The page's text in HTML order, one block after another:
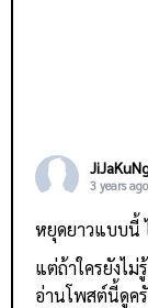
3 years ago
หยุดยาวแบบนี้
แต่ถ้าใครยังไ
อ่านโพสต์นี้ดูค